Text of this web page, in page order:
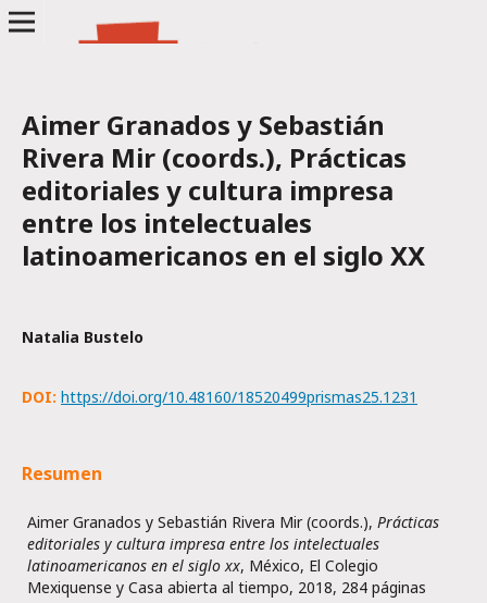
Aimer Granados y Sebastián
Rivera Mir (coords.), Prácticas
editoriales y cultura impresa
entre los intelectuales
latinoamericanos en el siglo XX
Natalia Bustelo
DOI: https://doi.org/10.48160/18520499prismas25.1231
Resumen
Aimer Granados y Sebastián Rivera Mir (coords.), Prácticas
editoriales y cultura impresa entre los intelectuales
latinoamericanos en el siglo xx, México, El Colegio
Mexiquense y Casa abierta al tiempo, 2018, 284 páginas